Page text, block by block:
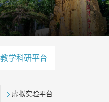
教学科研平台
虚拟实验平台